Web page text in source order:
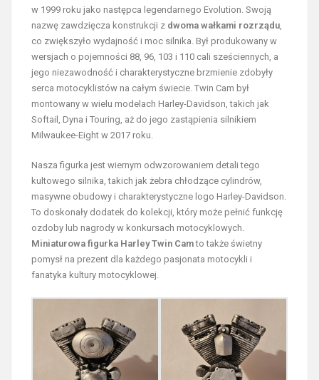
w 1999 roku jako następca legendarnego Evolution. Swoją
nazwę zawdzięcza konstrukcji z dwoma wałkami rozrządu,
co zwiększyło wydajność i moc silnika. Był produkowany w
wersjach o pojemności 88, 96, 103 i 110 cali sześciennych, a
jego niezawodność i charakterystyczne brzmienie zdobyły
serca motocyklistów na całym świecie. Twin Cam był
montowany w wielu modelach Harley-Davidson, takich jak
Softail, Dyna i Touring, aż do jego zastąpienia silnikiem
Milwaukee-Eight w 2017 roku.
Nasza figurka jest wiernym odwzorowaniem detali tego
kultowego silnika, takich jak żebra chłodzące cylindrów,
masywne obudowy i charakterystyczne logo Harley-Davidson.
To doskonały dodatek do kolekcji, który może pełnić funkcję
ozdoby lub nagrody w konkursach motocyklowych.
Miniaturowa figurka Harley Twin Camto także świetny
pomysł na prezent dla każdego pasjonata motocykli i
fanatyka kultury motocyklowej.